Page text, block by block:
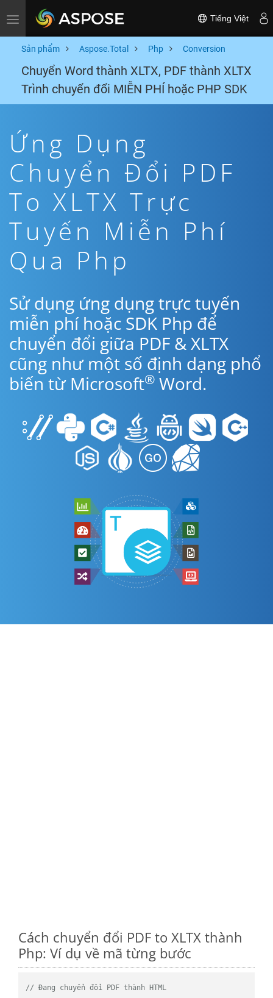
Toggle navigation Tiếng Việt
Sản phẩm Aspose.Total Php Conversion
Chuyển Word thành XLTX, PDF thành XLTX
Trình chuyển đổi MIỄN PHÍ hoặc PHP SDK
Ứng Dụng
Chuyển Đổi PDF
To XLTX Trực
Tuyến Miễn Phí
Qua Php
Sử dụng ứng dụng trực tuyến
miễn phí hoặc SDK Php để
chuyển đổi giữa PDF & XLTX
cũng như một số định dạng phổ
biến từ Microsoft® Word.
Cách chuyển đổi PDF to XLTX thành
Php: Ví dụ về mã từng bước
// Đang chuyển đổi PDF thành HTML